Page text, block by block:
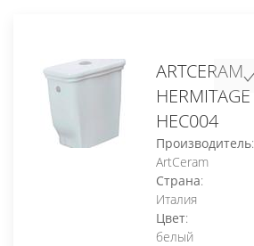
ARTCERAM
HERMITAGE
HEC004
Производитель:
ArtCeram
Страна:
Италия
Цвет:
белый